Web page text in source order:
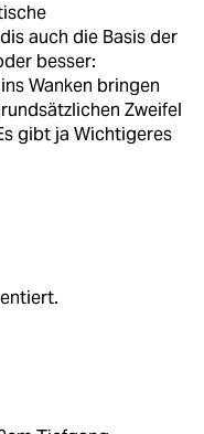
auch die Basis der
besser:
Wanken bringen
Zweifel
gibt ja Wichtigeres